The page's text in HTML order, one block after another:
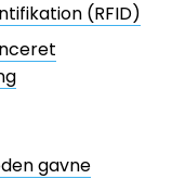
(RFID)
gavne